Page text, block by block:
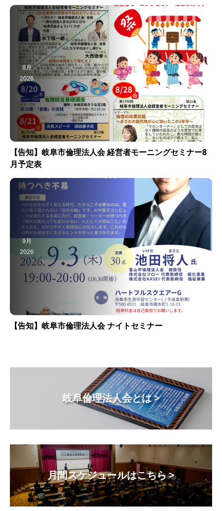
8月
2026
【告知】岐阜市倫理法人会 経営者モーニングセミナー8
月予定表
9月
2026
【告知】岐阜市倫理法人会 ナイトセミナー
岐阜倫理法人会とは >
月間スケジュールはこちら >